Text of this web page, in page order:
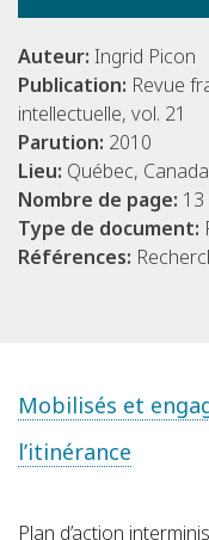
Auteur: Ingrid Picon
Publication: Revue
intellectuelle, vol. 21
Parution: 2010
Lieu: Québec, Canada
Nombre de page: 13
Type de document:
Références:
Mobilisés et
l’itinérance
Plan d’action